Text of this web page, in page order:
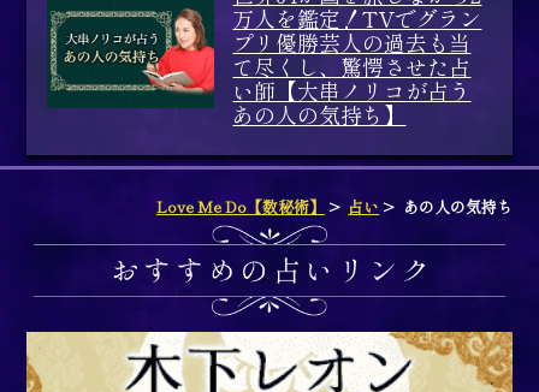
万人を鑑定！TVでグラン
プリ優勝芸人の過去も当
て尽くし、驚愕させた占
い師【大串ノリコが占う
あの人の気持ち】
Love Me Do【数秘術】 占い あの人の気持ち